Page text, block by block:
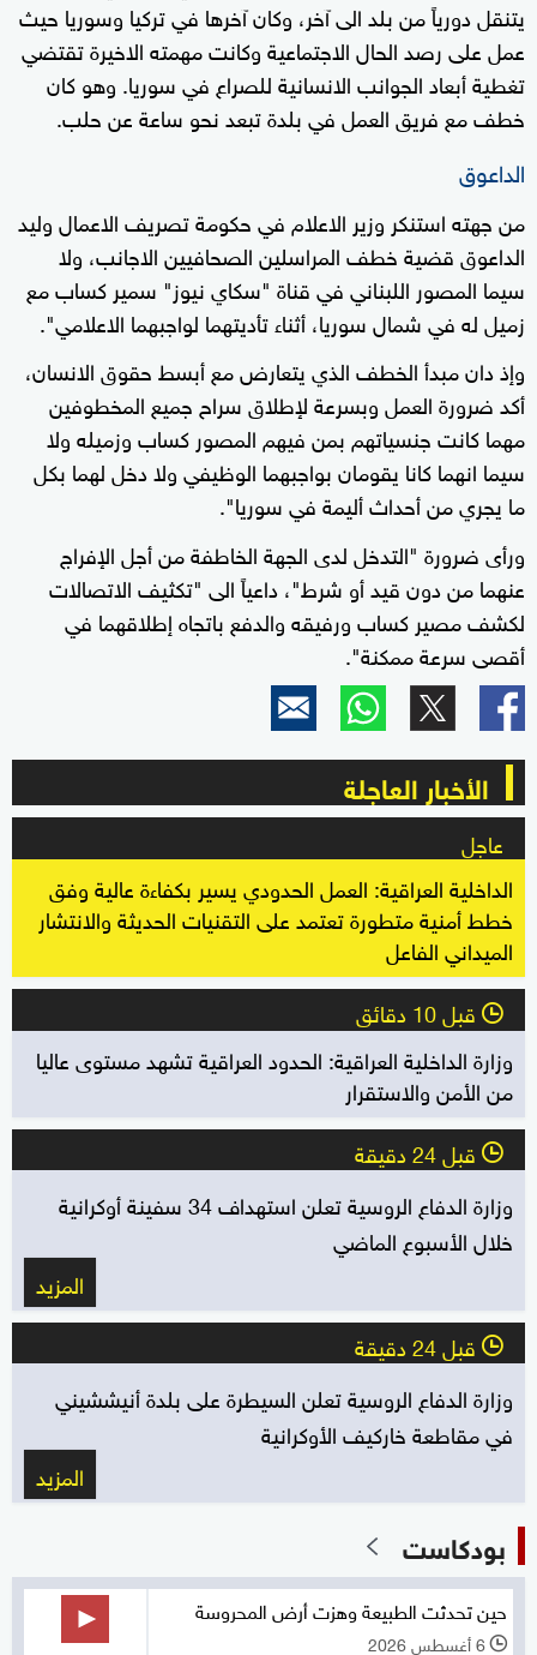
يتنقل دورياً من بلد الى آخر، وكان آخرها في تركيا وسوريا حيث
عمل على رصد الحال الاجتماعية وكانت مهمته الاخيرة تقتضي
تغطية أبعاد الجوانب الانسانية للصراع في سوريا. وهو كان
خطف مع فريق العمل في بلدة تبعد نحو ساعة عن حلب.
الداعوق
من جهته استنكر وزير الاعلام في حكومة تصريف الاعمال وليد
الداعوق قضية خطف المراسلين الصحافيين الاجانب، ولا
سيما المصور اللبناني في قناة "سكاي نيوز" سمير كساب مع
زميل له في شمال سوريا، أثناء تأديتهما لواجبهما الاعلامي".
وإذ دان مبدأ الخطف الذي يتعارض مع أبسط حقوق الانسان،
أكد ضرورة العمل وبسرعة لإطلاق سراح جميع المخطوفين
مهما كانت جنسياتهم بمن فيهم المصور كساب وزميله ولا
سيما انهما كانا يقومان بواجبهما الوظيفي ولا دخل لهما بكل
ما يجري من أحداث أليمة في سوريا".
ورأى ضرورة "التدخل لدى الجهة الخاطفة من أجل الإفراج
عنهما من دون قيد أو شرط"، داعياً الى "تكثيف الاتصالات
لكشف مصير كساب ورفيقه والدفع باتجاه إطلاقهما في
أقصى سرعة ممكنة".
الأخبار العاجلة
عاجل
الداخلية العراقية: العمل الحدودي يسير بكفاءة عالية وفق
خطط أمنية متطورة تعتمد على التقنيات الحديثة والانتشار
الميداني الفاعل
l قبل 10 دقائق
وزارة الداخلية العراقية: الحدود العراقية تشهد مستوى عاليا
من الأمن والاستقرار
l قبل 24 دقيقة
وزارة الدفاع الروسية تعلن استهداف 34 سفينة أوكرانية
خلال الأسبوع الماضي
المزيد
l قبل 24 دقيقة
وزارة الدفاع الروسية تعلن السيطرة على بلدة أنيششيني
في مقاطعة خاركيف الأوكرانية
المزيد
بودكاست
حين تحدثت الطبيعة وهزت أرض المحروسة
l 6 أغسطس 2026